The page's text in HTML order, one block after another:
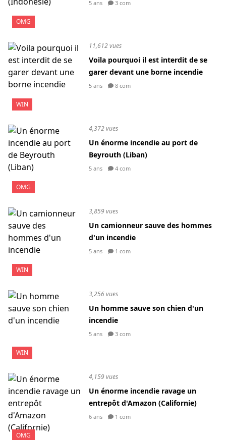
OMG
5 ans 3 com
WIN
11,612 vues
Voila pourquoi il est interdit de se
garer devant une borne incendie
5 ans 8 com
OMG
4,372 vues
Un énorme incendie au port de
Beyrouth (Liban)
5 ans 4 com
WIN
3,859 vues
Un camionneur sauve des hommes
d'un incendie
5 ans 1 com
WIN
3,256 vues
Un homme sauve son chien d'un
incendie
5 ans 3 com
OMG
4,159 vues
Un énorme incendie ravage un
entrepôt d'Amazon (Californie)
6 ans 1 com